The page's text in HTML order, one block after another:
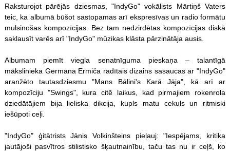
Raksturojot pārējās dziesmas, "IndyGo" vokālists Mārtiņš Vaters
teic, ka albumā būšot sastopamas arī ekspresīvas un radio formātu
mulsinošas kompozīcijas. Bez tam nedzirdētas kompozīcijas diskā
saklausīt varēs arī "IndyGo" mūzikas klāsta pārzinātāja ausis.
Albumam piemīt viegla senatnīguma pieskaņa – talantīgā
mākslinieka Germana Ermiča radītais dizains sasaucas ar "IndyGo"
aranžēto tautasdziesmu "Mans Bālini's Karā Jāja", kā arī ar
kompozīciju "Swings", kura citē laikus, kad pirmajiem rokenrola
dziedātājiem bija lieliska dikcija, kupls matu cekuls un ritmiski
iešūpoti ceļi.
"IndyGo" ģitātrists Jānis Volkinšteins pieļauj: "Iespējams, kritika
jautājoši pasvītros stilistisko šķautnainību, taču tas nu ir ceļš, ko